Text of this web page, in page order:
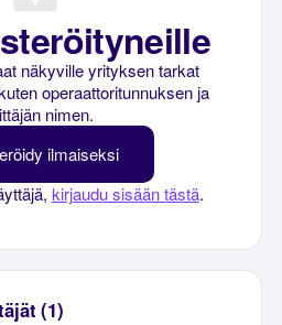
näkyville yrityksen tarkat
operaattoritunnuksen ja
nimen.
ilmaiseksi
kirjaudu sisään tästä.
(1)